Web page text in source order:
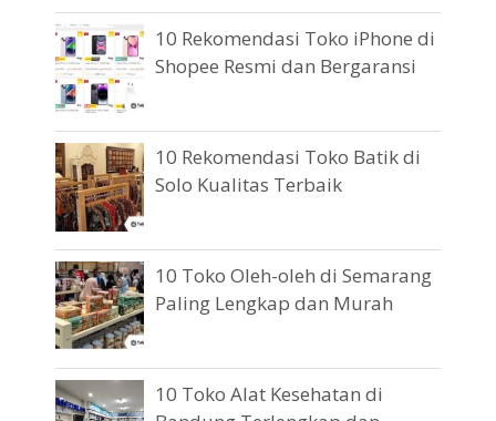
10 Rekomendasi Toko iPhone di
Shopee Resmi dan Bergaransi
10 Rekomendasi Toko Batik di
Solo Kualitas Terbaik
10 Toko Oleh-oleh di Semarang
Paling Lengkap dan Murah
10 Toko Alat Kesehatan di